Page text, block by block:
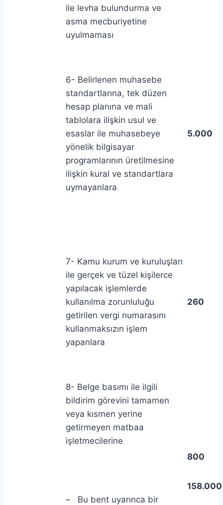
ile levha bulundurma ve
asma mecburiyetine
uyulmaması
6- Belirlenen muhasebe
standartlarına, tek düzen
hesap planına ve mali
tablolara ilişkin usul ve
esaslar ile muhasebeye
yönelik bilgisayar
programlarının üretilmesine
ilişkin kural ve standartlara
uymayanlara
5.000
7- Kamu kurum ve kuruluşları
ile gerçek ve tüzel kişilerce
yapılacak işlemlerde
kullanılma zorunluluğu
getirilen vergi numarasını
kullanmaksızın işlem
yapanlara
260
8- Belge basımı ile ilgili
bildirim görevini tamamen
veya kısmen yerine
getirmeyen matbaa
işletmecilerine
– Bu bent uyarınca bir
800
158.000